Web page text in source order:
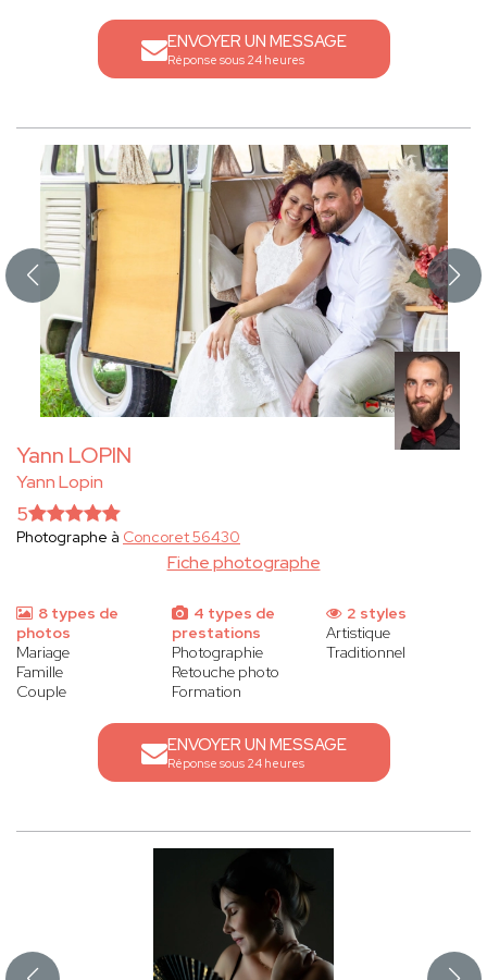
ENVOYER UN MESSAGE
Réponse sous 24 heures
Yann LOPIN
Yann Lopin
Fiche photographe
5
Photographe à Concoret 56430
8 types de
photos
Mariage
Famille
Couple
4 types de
prestations
Photographie
Retouche photo
Formation
2 styles
Artistique
Traditionnel
ENVOYER UN MESSAGE
Réponse sous 24 heures